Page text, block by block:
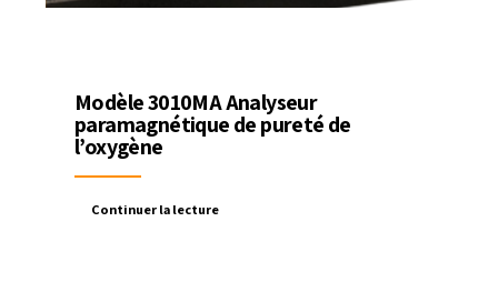
Modèle 3010MA Analyseur
paramagnétique de pureté de
l’oxygène
Continuer la lecture